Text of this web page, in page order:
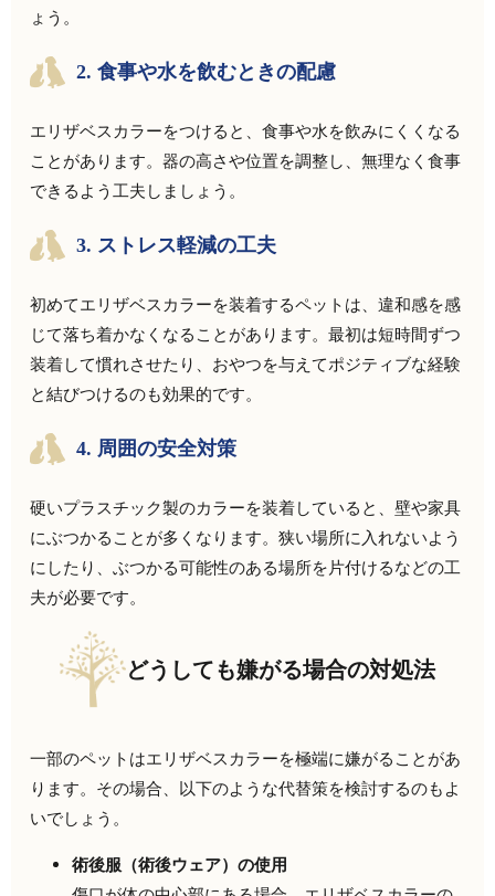
ょう。
2. 食事や水を飲むときの配慮
エリザベスカラーをつけると、食事や水を飲みにくくなる
ことがあります。器の高さや位置を調整し、無理なく食事
できるよう工夫しましょう。
3. ストレス軽減の工夫
初めてエリザベスカラーを装着するペットは、違和感を感
じて落ち着かなくなることがあります。最初は短時間ずつ
装着して慣れさせたり、おやつを与えてポジティブな経験
と結びつけるのも効果的です。
4. 周囲の安全対策
硬いプラスチック製のカラーを装着していると、壁や家具
にぶつかることが多くなります。狭い場所に入れないよう
にしたり、ぶつかる可能性のある場所を片付けるなどの工
夫が必要です。
どうしても嫌がる場合の対処法
一部のペットはエリザベスカラーを極端に嫌がることがあ
ります。その場合、以下のような代替策を検討するのもよ
いでしょう。
術後服（術後ウェア）の使用